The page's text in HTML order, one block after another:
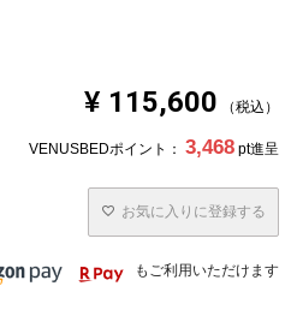
¥ 115,600 税込
VENUSBEDポイント： 3,468 pt進呈
お気に入りに登録する
もご利用いただけます